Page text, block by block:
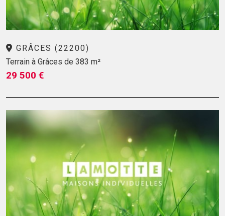
GRÂCES (22200)
Terrain à Grâces de 383 m²
29 500 €